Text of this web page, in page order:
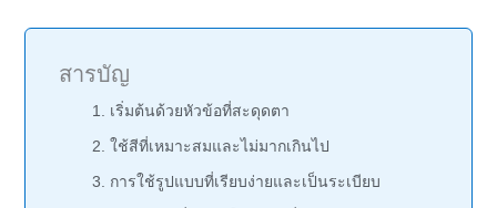
สารบัญ
1. เริ่มต้นด้วยหัวข้อที่สะดุดตา
2. ใช้สีที่เหมาะสมและไม่มากเกินไป
3. การใช้รูปแบบที่เรียบง่ายและเป็นระเบียบ